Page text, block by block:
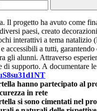
Il progetto ha avuto come
paesi, creato
interattivi a tema
accessibili a tutti,
gli alunni. Attraverso
di supporto. A documentare
hanno partecipato al
in rete
si sono cimentati nel